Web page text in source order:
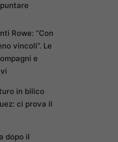
Rowe: “Con
vincoli”. Le
e
in bilico
ci prova il
dopo il